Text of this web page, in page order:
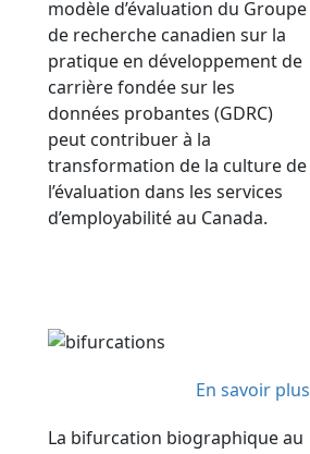
modèle d’évaluation du Groupe
de recherche canadien sur la
pratique en développement de
carrière fondée sur les
données probantes (GDRC)
peut contribuer à la
transformation de la culture de
l’évaluation dans les services
d’employabilité au Canada.
En savoir plus
La bifurcation biographique au